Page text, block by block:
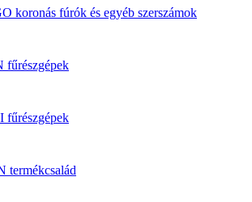
koronás fúrók és egyéb szerszámok
fűrészgépek
fűrészgépek
termékcsalád